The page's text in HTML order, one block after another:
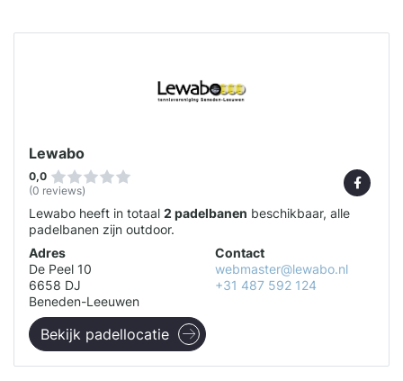
Lewabo
0,0
(0 reviews)
Lewabo heeft in totaal 2 padelbanen beschikbaar, alle
padelbanen zijn outdoor.
Adres
De Peel 10
6658 DJ
Beneden-Leeuwen
Contact
webmaster@lewabo.nl
+31 487 592 124
Bekijk padellocatie